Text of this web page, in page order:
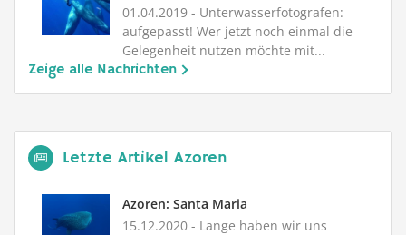
01.04.2019 - Unterwasserfotografen:
aufgepasst! Wer jetzt noch einmal die
Gelegenheit nutzen möchte mit...
Zeige alle Nachrichten
Letzte Artikel Azoren
Azoren: Santa Maria
15.12.2020 - Lange haben wir uns